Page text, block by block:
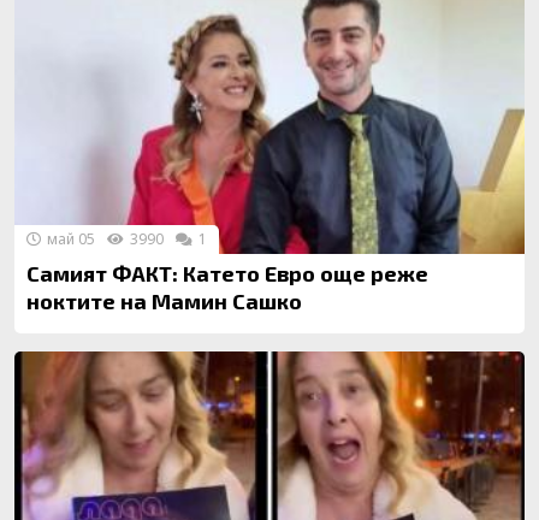
Самият ФАКТ: Катето Евро още реже
ноктите на Мамин Сашко
май 05 3990 1